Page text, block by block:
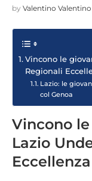
by Valentino Valentino
Vincono le
Regionali
Lazio: le
col Genoa
Vincono
Lazio
Eccellenza